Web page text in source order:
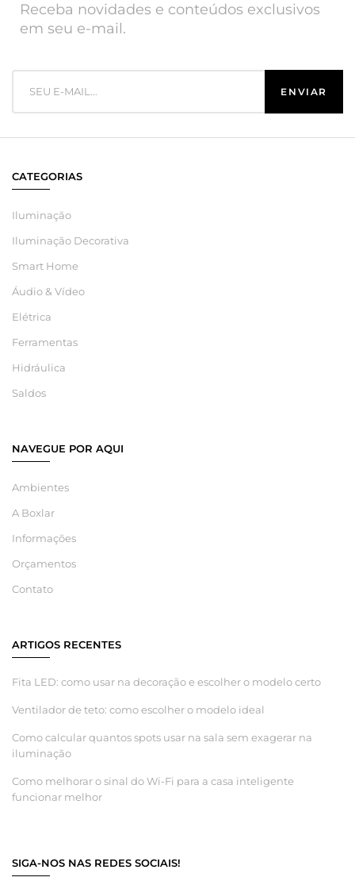
Receba novidades e conteúdos exclusivos
em seu e-mail.
CATEGORIAS
Iluminação
Iluminação Decorativa
Smart Home
Áudio & Vídeo
Elétrica
Ferramentas
Hidráulica
Saldos
NAVEGUE POR AQUI
Ambientes
A Boxlar
Informações
Orçamentos
Contato
ARTIGOS RECENTES
Fita LED: como usar na decoração e escolher o modelo certo
Ventilador de teto: como escolher o modelo ideal
Como calcular quantos spots usar na sala sem exagerar na
iluminação
Como melhorar o sinal do Wi-Fi para a casa inteligente
funcionar melhor
SIGA-NOS NAS REDES SOCIAIS!